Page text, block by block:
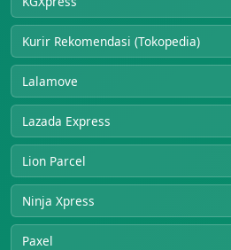
Kurir Rekomendasi (Tokopedia)
Lalamove
Lazada Express
Lion Parcel
Ninja Xpress
Paxel